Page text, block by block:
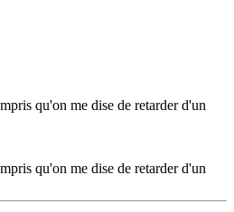
qu'on me dise de retarder d'un
qu'on me dise de retarder d'un